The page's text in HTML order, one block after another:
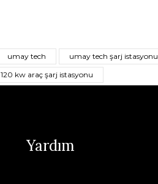
umay tech umay tech şarj istasyonu
120 kw araç şarj istasyonu
Yardım